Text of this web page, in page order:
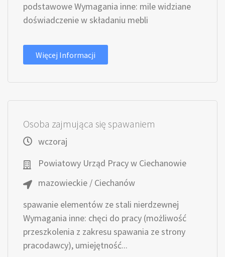
podstawowe Wymagania inne: mile widziane
doświadczenie w składaniu mebli
Więcej Informacji
Osoba zajmująca się spawaniem
wczoraj
Powiatowy Urząd Pracy w Ciechanowie
mazowieckie / Ciechanów
spawanie elementów ze stali nierdzewnej
Wymagania inne: chęci do pracy (możliwość
przeszkolenia z zakresu spawania ze strony
pracodawcy), umiejętność...